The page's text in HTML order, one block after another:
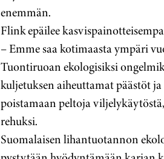
enemmän.
Flink epäilee
– Emme saa kotimaasta ympäri
Tuontiruoan ekologisiksi
kuljetuksen aiheuttamat päästöt
poistamaan peltoja
rehuksi.
Suomalaisen lihantuotannon